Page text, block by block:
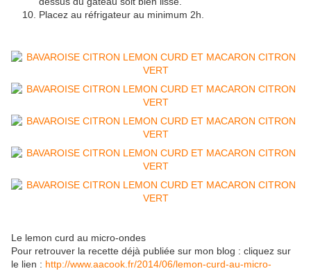
Placez au réfrigateur au minimum 2h.
Le lemon curd au micro-ondes
Pour retrouver la recette déjà publiée sur mon blog : cliquez sur
le lien : http://www.aacook.fr/2014/06/lemon-curd-au-micro-